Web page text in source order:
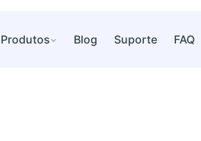
Produtos Blog Suporte FAQ